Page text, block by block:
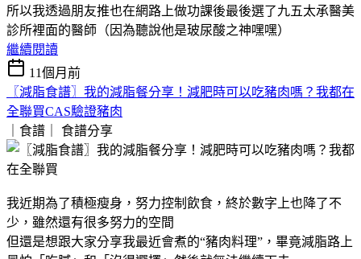
所以我透過朋友推也在網路上做功課後最後選了九五太承醫美
診所裡面的醫師（因為聽說他是玻尿酸之神嘿嘿）
繼續閱讀
11個月前
〖減脂食譜〗我的減脂餐分享！減肥時可以吃豬肉嗎？我都在
全聯買CAS驗證豬肉
｜食譜｜ 食譜分享
我近期為了積極瘦身，努力控制飲食，終於數字上也降了不
少，雖然還有很多努力的空間
但還是想跟大家分享我最近會煮的“豬肉料理”，畢竟減脂路上